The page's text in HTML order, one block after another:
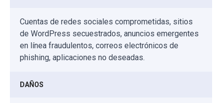
Cuentas de redes sociales comprometidas, sitios
de WordPress secuestrados, anuncios emergentes
en línea fraudulentos, correos electrónicos de
phishing, aplicaciones no deseadas.
DAÑOS